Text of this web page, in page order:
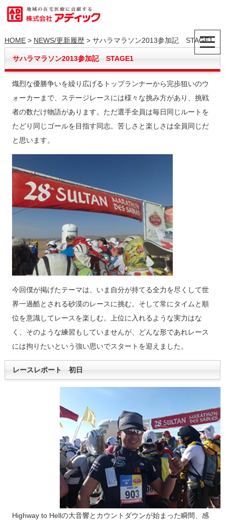
HOME> NEWS/更新履歴> サハラマラソン2013参加記 STAGE1
サハラマラソン2013参加記 STAGE1
熾烈な優勝争いを繰り広げるトップランナーから完歩狙いのウ
ォーカーまで、ステージレースには様々な挑み方があり、挑戦
者の数だけ物語があります。ただ選手全員は毎日同じルートを
たどり同じゴールを目指す同志。苦しさと楽しさは全員同じだ
と思います。
今回僕が掲げたテーマは、いま自分が持てる全力を尽くして世
界一過酷とされる砂漠のレースに挑む。そして常にタイムと順
位を意識してレースを楽しむ。上位に入れるような実力はな
く、そのような練習もしていませんが、どんな形であれレース
には拘りたいという強い思いでスタートを迎えました。
レースレポート 初日
Highway to Hellの大音響とカウントダウンが始まった瞬間、感